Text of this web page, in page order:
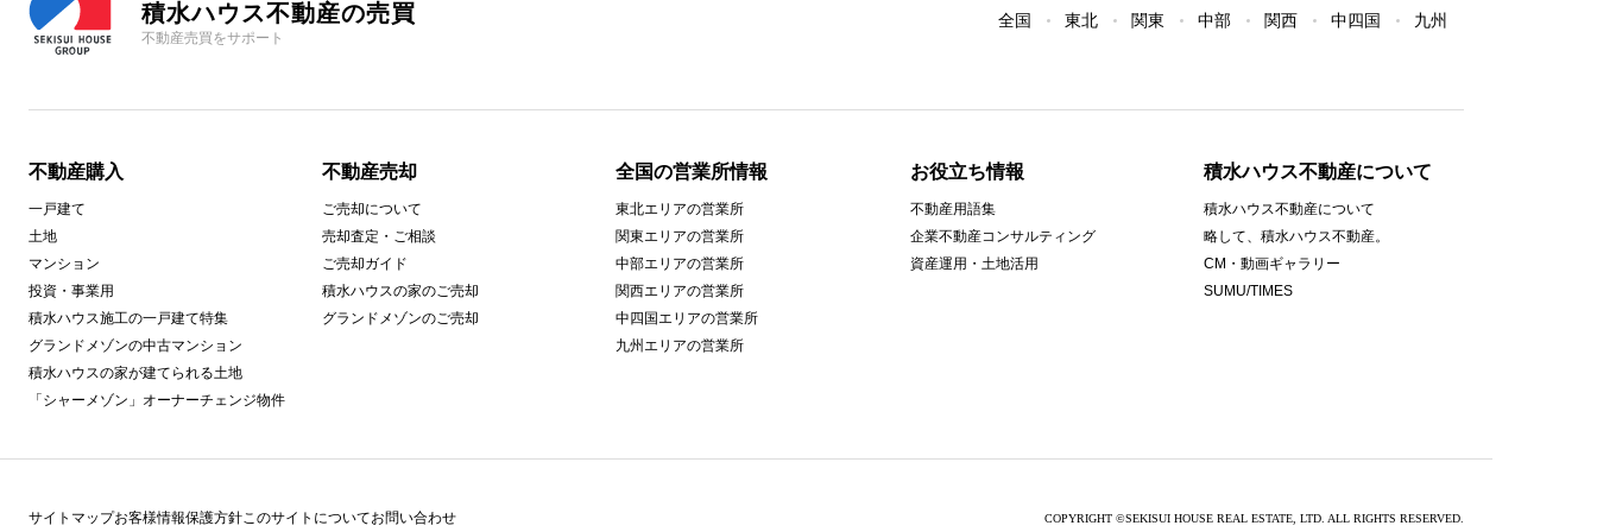
積水ハウス不動産の売買
不動産売買をサポート
全国 東北 関東 中部 関西 中四国 九州
不動産購入
一戸建て
土地
マンション
投資・事業用
積水ハウス施工の一戸建て特集
グランドメゾンの中古マンション
積水ハウスの家が建てられる土地
「シャーメゾン」オーナーチェンジ物件
不動産売却
ご売却について
売却査定・ご相談
ご売却ガイド
積水ハウスの家のご売却
グランドメゾンのご売却
全国の営業所情報
東北エリアの営業所
関東エリアの営業所
中部エリアの営業所
関西エリアの営業所
中四国エリアの営業所
九州エリアの営業所
お役立ち情報
不動産用語集
企業不動産コンサルティング
資産運用・土地活用
積水ハウス不動産について
積水ハウス不動産について
略して、積水ハウス不動産。
CM・動画ギャラリー
SUMU/TIMES
サイトマップお客様情報保護方針このサイトについてお問い合わせ COPYRIGHT ©SEKISUI HOUSE REAL ESTATE, LTD. ALL RIGHTS RESERVED.